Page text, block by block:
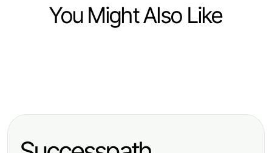
You Might Also Like
에서 2026년에 꿈꾸는 최고의 노래
2026년 인천쓰리노의 혁신: 새로운